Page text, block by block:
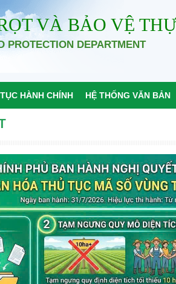
VÀ BẢO VỆ
PROTECTION DEPARTMENT
HÀNH CHÍNH HỆ THỐNG VĂN BẢN